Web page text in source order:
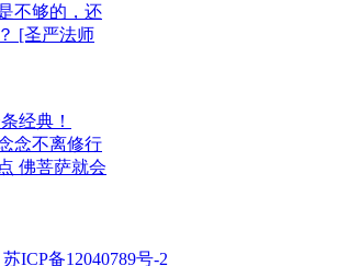
不够的，还
[圣严法师
经典！
念不离修行
佛菩萨就会
苏ICP备12040789号-2